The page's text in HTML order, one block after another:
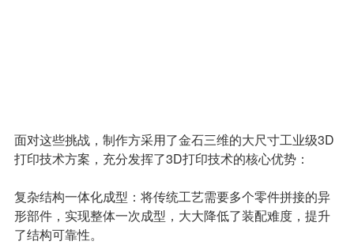
面对这些挑战，制作方采用了金石三维的大尺寸工业级3D
打印技术方案，充分发挥了3D打印技术的核心优势：
复杂结构一体化成型：将传统工艺需要多个零件拼接的异
形部件，实现整体一次成型，大大降低了装配难度，提升
了结构可靠性。